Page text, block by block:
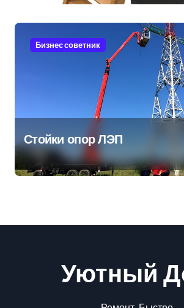
Бизнес советник
Стойки опор ЛЭП
Уютный